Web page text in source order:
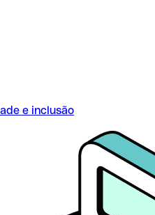
e inclusão